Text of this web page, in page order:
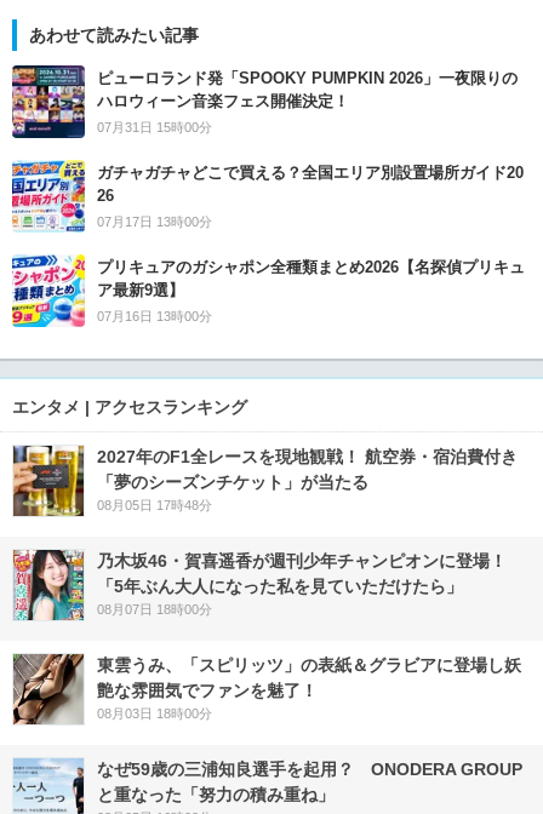
あわせて読みたい記事
ピューロランド発「SPOOKY PUMPKIN 2026」一夜限りの
ハロウィーン音楽フェス開催決定！
07月31日 15時00分
ガチャガチャどこで買える？全国エリア別設置場所ガイド20
26
07月17日 13時00分
プリキュアのガシャポン全種類まとめ2026【名探偵プリキュ
ア最新9選】
07月16日 13時00分
エンタメ | アクセスランキング
2027年のF1全レースを現地観戦！ 航空券・宿泊費付き
「夢のシーズンチケット」が当たる
08月05日 17時48分
乃木坂46・賀喜遥香が週刊少年チャンピオンに登場！
「5年ぶん大人になった私を見ていただけたら」
08月07日 18時00分
東雲うみ、「スピリッツ」の表紙＆グラビアに登場し妖
艶な雰囲気でファンを魅了！
08月03日 18時00分
なぜ59歳の三浦知良選手を起用？ ONODERA GROUP
と重なった「努力の積み重ね」